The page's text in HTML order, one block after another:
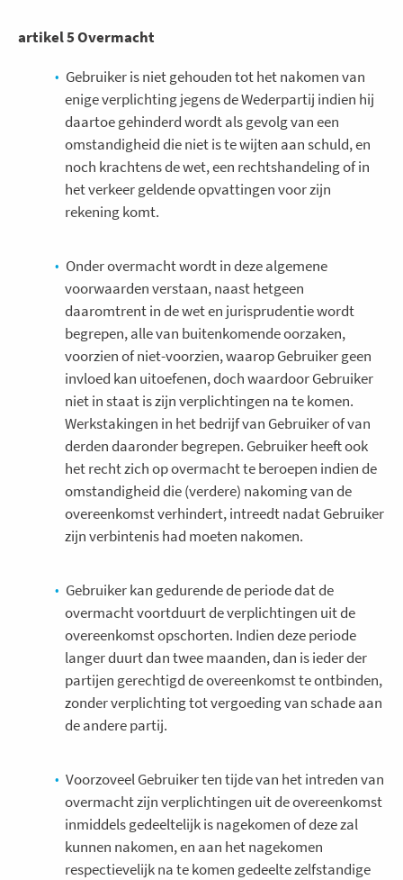
artikel 5 Overmacht
Gebruiker is niet gehouden tot het nakomen van
enige verplichting jegens de Wederpartij indien hij
daartoe gehinderd wordt als gevolg van een
omstandigheid die niet is te wijten aan schuld, en
noch krachtens de wet, een rechtshandeling of in
het verkeer geldende opvattingen voor zijn
rekening komt.
Onder overmacht wordt in deze algemene
voorwaarden verstaan, naast hetgeen
daaromtrent in de wet en jurisprudentie wordt
begrepen, alle van buitenkomende oorzaken,
voorzien of niet-voorzien, waarop Gebruiker geen
invloed kan uitoefenen, doch waardoor Gebruiker
niet in staat is zijn verplichtingen na te komen.
Werkstakingen in het bedrijf van Gebruiker of van
derden daaronder begrepen. Gebruiker heeft ook
het recht zich op overmacht te beroepen indien de
omstandigheid die (verdere) nakoming van de
overeenkomst verhindert, intreedt nadat Gebruiker
zijn verbintenis had moeten nakomen.
Gebruiker kan gedurende de periode dat de
overmacht voortduurt de verplichtingen uit de
overeenkomst opschorten. Indien deze periode
langer duurt dan twee maanden, dan is ieder der
partijen gerechtigd de overeenkomst te ontbinden,
zonder verplichting tot vergoeding van schade aan
de andere partij.
Voorzoveel Gebruiker ten tijde van het intreden van
overmacht zijn verplichtingen uit de overeenkomst
inmiddels gedeeltelijk is nagekomen of deze zal
kunnen nakomen, en aan het nagekomen
respectievelijk na te komen gedeelte zelfstandige